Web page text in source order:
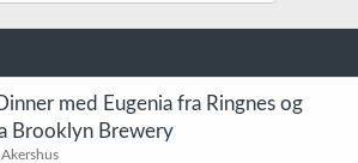
med Eugenia fra Ringnes og
Brooklyn Brewery